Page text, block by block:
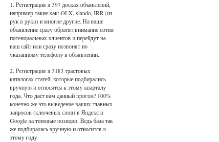
1. Регистрация в 397 досках объявлений,
например такие как: OLX, slando, IRR (из
рук в руки) и многие другие. На ваше
объявление сразу обратят внимание сотни
потенциальных клиентов и перейдут на
ваш сайт или сразу позвонят по
указанному телефону в объявлении.
2. Регистрация в 3183 трастовых
каталогах статей, которые подбирались
вручную и относятся к этому кварталу
года. Что даст вам данный прогон? 100%
конечно же это выведение ваших главных
запросов (ключевых слов) в Яндекс и
Google на топовые позиции. Ведь база так
же подбиралась вручную и относится к
этому году.